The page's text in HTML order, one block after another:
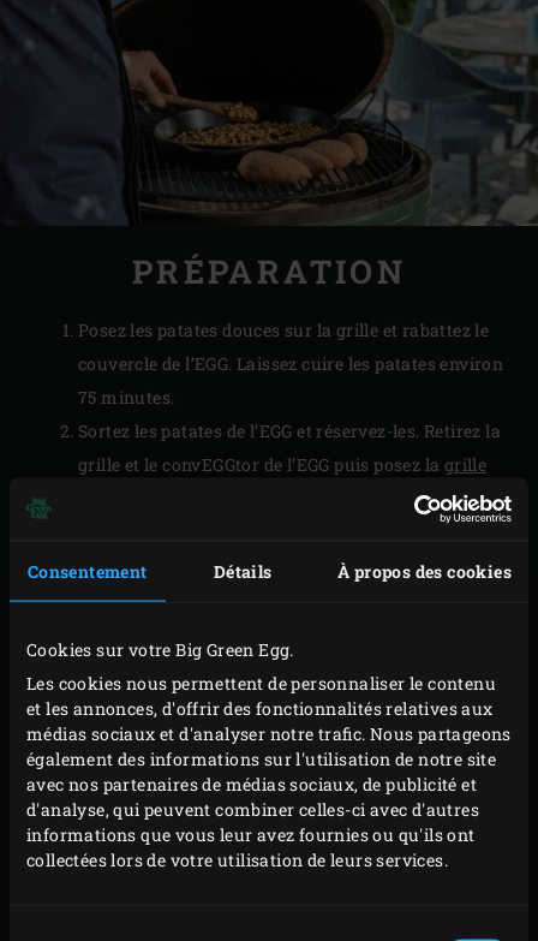
Consentement Détails À propos des cookies
Cookies sur votre Big Green Egg.
Les cookies nous permettent de personnaliser le contenu
et les annonces, d'offrir des fonctionnalités relatives aux
médias sociaux et d'analyser notre trafic. Nous partageons
également des informations sur l'utilisation de notre site
avec nos partenaires de médias sociaux, de publicité et
d'analyse, qui peuvent combiner celles-ci avec d'autres
informations que vous leur avez fournies ou qu'ils ont
collectées lors de votre utilisation de leurs services.
PRÉPARATION
Posez les patates douces sur la grille et rabattez le
couvercle de l’EGG. Laissez cuire les patates environ
75 minutes.
Sortez les patates de l’EGG et réservez-les. Retirez la
grille et le convEGGtor de l’EGG puis posez la grille
à l’intérieur. Rabattez le couvercle et faites
coupez entre-temps les tiges des shiitakés.
Répartissez les shiitakés sur la grille et faites-les
et faites-les griller 2 minutes supplémentaires.
Rabattez le couvercle de l’EGG après chaque
manipulation.
Retirez les shiitakés de l’EGG et réservez-les.
Enlevez la grille et posez la grille en acier
inoxydable dans l’EGG. Posez lepoêlon en fontesur
la grille et faites monter la température de l’EGG à
Pour la soupe, faites chauffer l’huile végétale dans